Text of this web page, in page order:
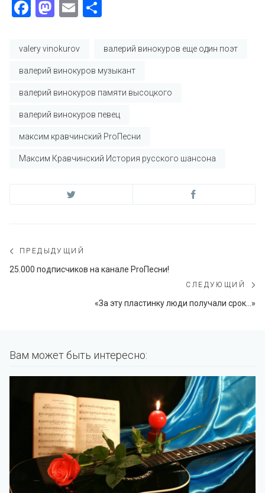
Facebook
Mastodon
Email
valery vinokurov валерий винокуров еще один поэт
валерий винокуров музыкант
валерий винокуров памяти высоцкого
валерий винокуров певец
максим кравчинский ProПесни
Максим Кравчинский История русского шансона
Навигация
по
ПРЕДЫДУЩИЙ
Предыдущий
25.000 подписчиков на канале ProПесни!
СЛЕДУЮЩИЙ
«За эту пластинку люди получали срок…»
Вам может быть интересно: